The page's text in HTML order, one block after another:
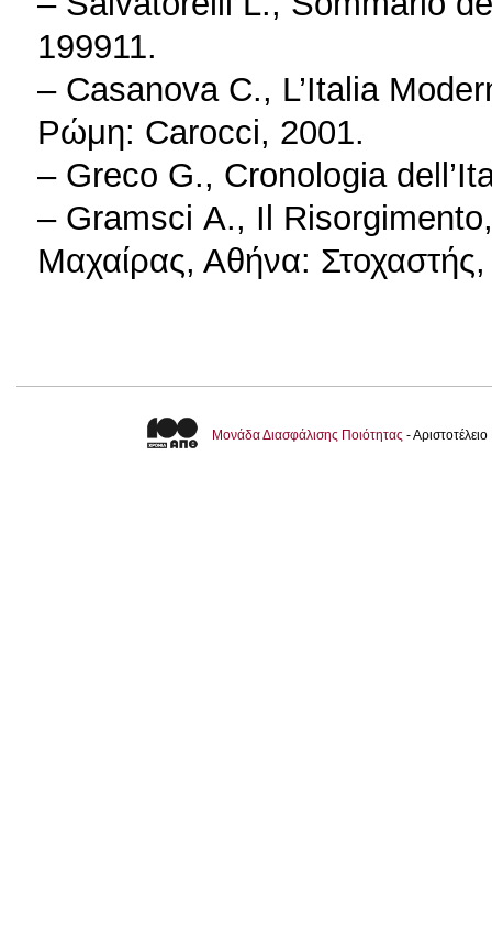
199911.
– Casanova C., L’Italia
Ρώμη: Carocci, 2001.
– Greco G., Cronologia
– Gramsci Α., Il
Μαχαίρας, Αθήνα:
Μονάδα Διασφάλισης Ποιότητας -